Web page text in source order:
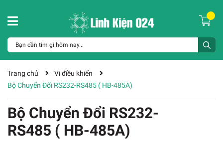
Trang chủ
Vi điều khiển
Bộ Chuyển Đổi RS232-RS485 ( HB-485A)
Bộ Chuyển Đổi RS232-
RS485 ( HB-485A)